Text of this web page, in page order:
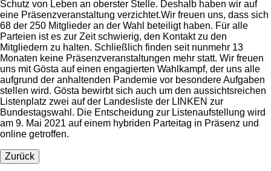
Schutz von Leben an oberster Stelle. Deshalb haben wir auf
eine Präsenzveranstaltung verzichtet.Wir freuen uns, dass sich
68 der 250 Mitglieder an der Wahl beteiligt haben. Für alle
Parteien ist es zur Zeit schwierig, den Kontakt zu den
Mitgliedern zu halten. Schließlich finden seit nunmehr 13
Monaten keine Präsenzveranstaltungen mehr statt. Wir freuen
uns mit Gösta auf einen engagierten Wahlkampf, der uns alle
aufgrund der anhaltenden Pandemie vor besondere Aufgaben
stellen wird. Gösta bewirbt sich auch um den aussichtsreichen
Listenplatz zwei auf der Landesliste der LINKEN zur
Bundestagswahl. Die Entscheidung zur Listenaufstellung wird
am 9. Mai 2021 auf einem hybriden Parteitag in Präsenz und
online getroffen.
Zurück